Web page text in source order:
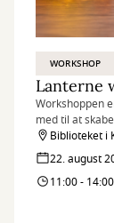
WORKSHOP
Lanterne
Workshoppen
med til at
fællesspisning.
Børn og familie
september i
Biblioteket i
22. august
11:00 - 14:00